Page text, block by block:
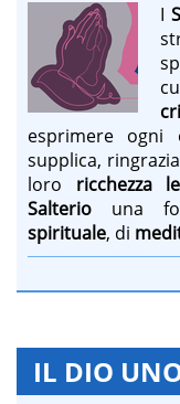
I
esprimere ogni
supplica,
loro ricchezza
Salterio una
spirituale, di
IL DIO